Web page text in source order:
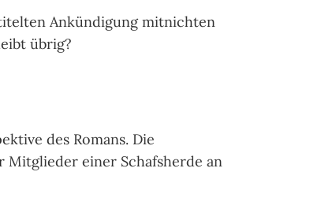
Ankün­di­gung mit­nich­ten
übrig?
des Romans. Die
Mit­glie­der einer Schafs­her­de an